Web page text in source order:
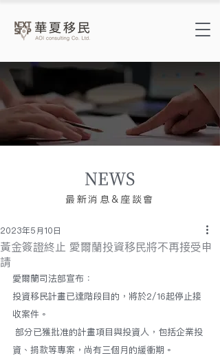
NEWS
​最新消息&座談會
黃金簽證終止 愛爾蘭投資移民將不再接受申
請
2023年5月10日
愛爾蘭司法部宣布：
投資移民計畫已達階段目的，將於2/16起停止接
收案件。
資、捐款等專案，尚有三個月的緩衝期。